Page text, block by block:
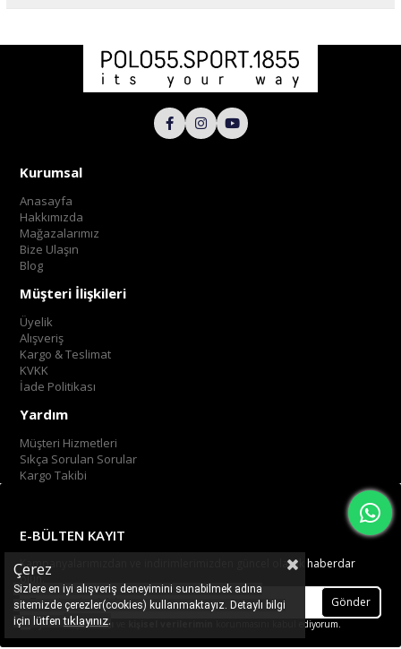
Kurumsal
Anasayfa
Hakkımızda
Mağazalarımız
Bize Ulaşın
Blog
Müşteri İlişkileri
Üyelik
Alışveriş
Kargo & Teslimat
KVKK
İade Politikası
Yardım
Müşteri Hizmetleri
Sıkça Sorulan Sorular
Kargo Takibi
E-BÜLTEN KAYIT
Kampanyalarımızdan ve indirimlerimizden güncel olarak haberdar
olun.
Gönder
Üyelik koşullarını korunmasını kabul ediyorum.
Çerez
Sizlere en iyi alışveriş deneyimini sunabilmek adına
sitemizde çerezler(cookies) kullanmaktayız. Detaylı bilgi
için lütfentıklayınız.